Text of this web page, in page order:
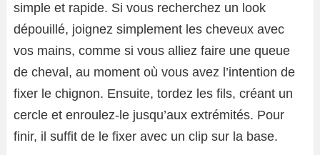
simple et rapide. Si vous recherchez un look
dépouillé, joignez simplement les cheveux avec
vos mains, comme si vous alliez faire une queue
de cheval, au moment où vous avez l’intention de
fixer le chignon. Ensuite, tordez les fils, créant un
cercle et enroulez-le jusqu’aux extrémités. Pour
finir, il suffit de le fixer avec un clip sur la base.